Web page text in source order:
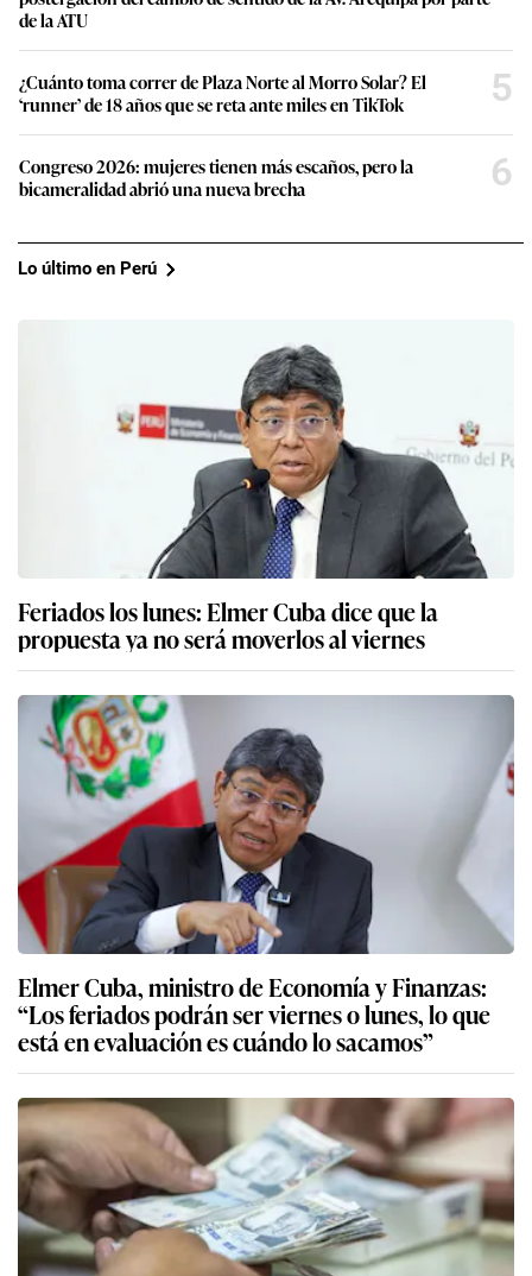
de la ATU
¿Cuánto toma correr de Plaza Norte al Morro Solar? El
‘runner’ de 18 años que se reta ante miles en TikTok
5
Congreso 2026: mujeres tienen más escaños, pero la
bicameralidad abrió una nueva brecha
6
Lo último en Perú
Feriados los lunes: Elmer Cuba dice que la
propuesta ya no será moverlos al viernes
Elmer Cuba, ministro de Economía y Finanzas:
“Los feriados podrán ser viernes o lunes, lo que
está en evaluación es cuándo lo sacamos”